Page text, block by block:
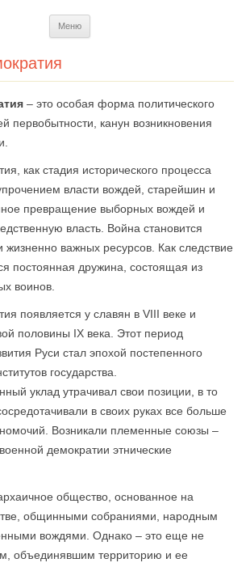
Меню
– это особая форма политического
первобытности, канун возникновения
как стадия исторического процесса
власти вождей, старейшин и
превращение выборных вождей и
власть. Война становится
жизненно важных ресурсов. Как следствие
постоянная дружина, состоящая из
воинов.
появляется у славян в VIII веке и
половины IX века. Этот период
Руси стал эпохой постепенного
государства.
уклад утрачивал свои позиции, в то
в своих руках все больше
Возникали племенные союзы –
демократии этнические
общество, основанное на
общинными собраниями, народным
вождями. Однако – это еще не
объединявшим территорию и ее